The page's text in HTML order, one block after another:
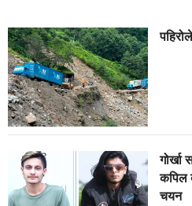
गोर्खा
कपिल
चयन